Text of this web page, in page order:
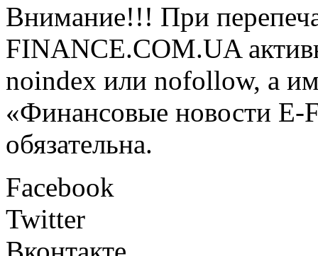
Внимание!!! При
FINANCE.COM.UA
noindex или nofollow, а
«Финансовые новости
обязательна.
Facebook
Twitter